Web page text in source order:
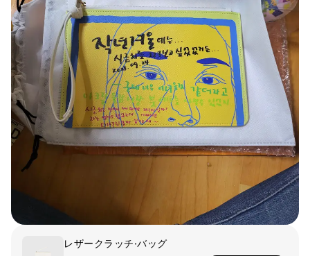
レザークラッチ·バッグ
紙製品
文具/オフィス
スマホ
リビング
ファブリック
スポーツ
キッズ
ペット
フレーム
スウェッ
トシャツ
フードパ
ーカー
ジップア
ップ
法被/ロー
ブ